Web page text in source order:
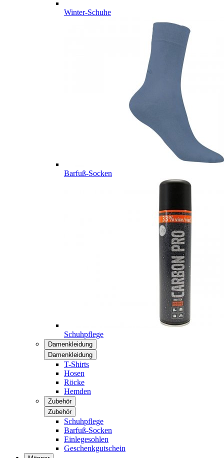
Winter-Schuhe
Barfuß-Socken
Schuhpflege
Damenkleidung
Damenkleidung
T-Shirts
Hosen
Röcke
Hemden
Zubehör
Zubehör
Schuhpflege
Barfuß-Socken
Einlegesohlen
Geschenkgutschein